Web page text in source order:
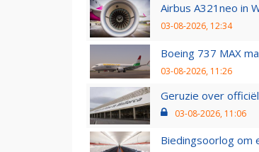
Airbus A321neo in
03-08-2026, 12:34
Boeing 737 MAX
03-08-2026, 11:26
Geruzie over
03-08-2026, 11:06
Biedingsoorlog om